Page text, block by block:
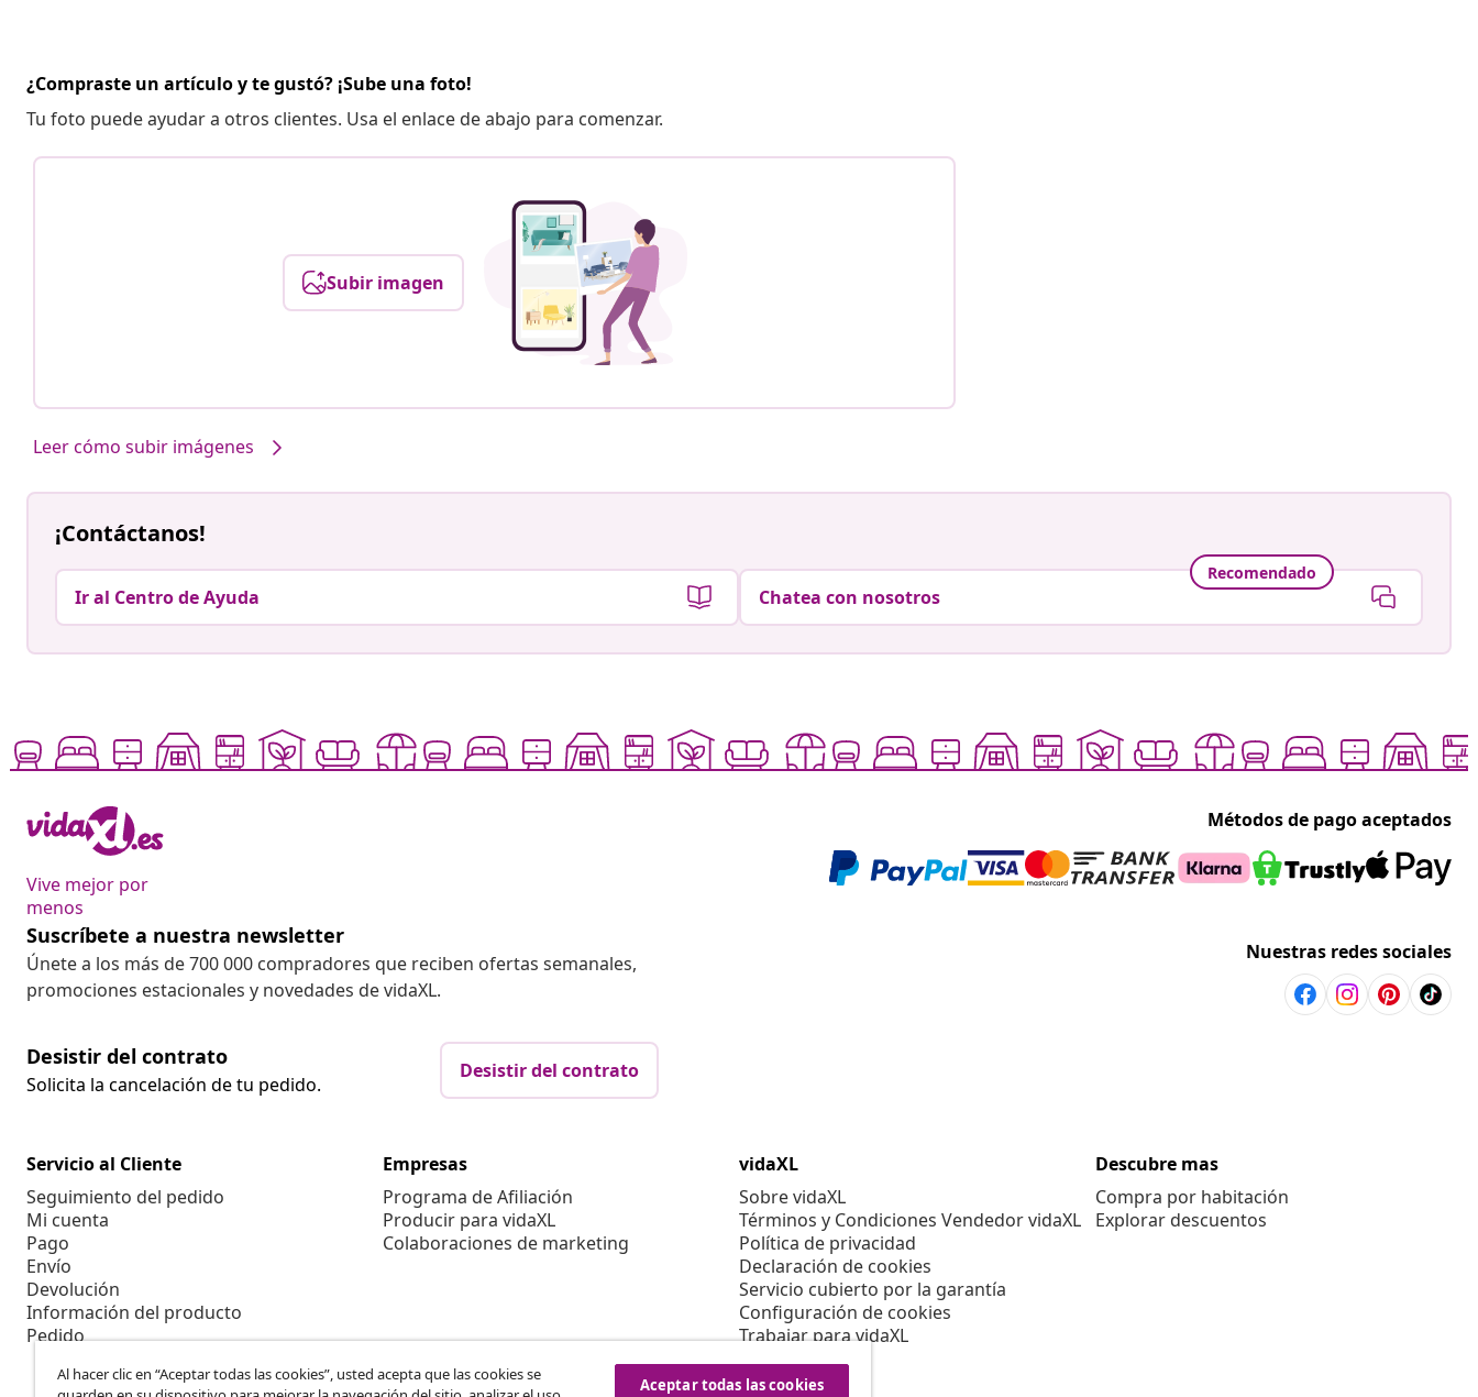
¿Compraste un artículo y te gustó? ¡Sube una foto!
Tu foto puede ayudar a otros clientes. Usa el enlace de abajo para comenzar.
Subir imagen
Leer cómo subir imágenes
¡Contáctanos!
Ir al Centro de Ayuda
Recomendado
Chatea con nosotros
Vive mejor por
menos
Métodos de pago aceptados
Suscríbete a nuestra newsletter
Únete a los más de 700 000 compradores que reciben ofertas semanales,
promociones estacionales y novedades de vidaXL.
Nuestras redes sociales
Desistir del contrato
Solicita la cancelación de tu pedido.
Desistir del contrato
Servicio al Cliente
Seguimiento del pedido
Mi cuenta
Pago
Envío
Devolución
Información del producto
Pedido
Empresas
Programa de Afiliación
Producir para vidaXL
Colaboraciones de marketing
vidaXL
Sobre vidaXL
Términos y Condiciones Vendedor vidaXL
Política de privacidad
Declaración de cookies
Servicio cubierto por la garantía
Configuración de cookies
Trabajar para vidaXL
Aviso legal
Seguridad
Descubre mas
Compra por habitación
Explorar descuentos
Al hacer clic en “Aceptar todas las cookies”, usted acepta que las cookies se
Aceptar todas las cookies